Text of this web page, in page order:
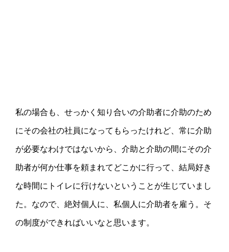
私の場合も、せっかく知り合いの介助者に介助のため
にその会社の社員になってもらったけれど、常に介助
が必要なわけではないから、介助と介助の間にその介
助者が何か仕事を頼まれてどこかに行って、結局好き
な時間にトイレに行けないということが生じていまし
た。なので、絶対個人に、私個人に介助者を雇う。そ
の制度ができればいいなと思います。